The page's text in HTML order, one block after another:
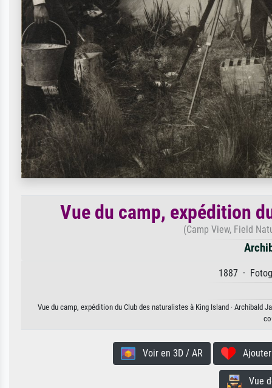
Vue du camp, expédition
(Camp View, Field
1887 ·
Vue du camp, expédition du Club des naturalistes à King Island ·
Voir en 3D / AR
Vue